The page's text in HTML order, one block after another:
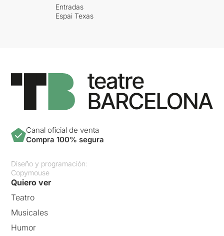
Entradas
Espai Texas
Canal oficial de venta
Compra 100% segura
Diseño y programación:
Copymouse
Quiero ver
Teatro
Musicales
Humor